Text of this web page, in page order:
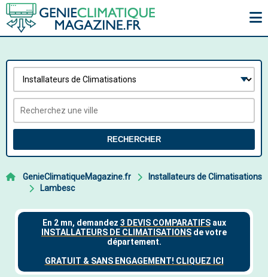
RECHERCHER
GenieClimatiqueMagazine.fr
Installateurs de Climatisations
Lambesc